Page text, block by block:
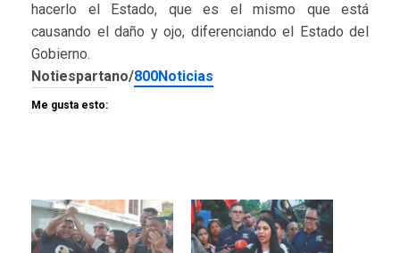
hacerlo el Estado, que es el mismo que está
causando el daño y ojo, diferenciando el Estado del
Gobierno.
Notiespartano/800Noticias
Me gusta esto: